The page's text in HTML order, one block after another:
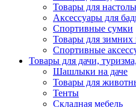
Товары для
Аксессуары для
Спортивные сумки
Товары для зимних
Спортивные
Товары для дачи,
Шашлыки на даче
Товары для
Тенты
Складная мебель